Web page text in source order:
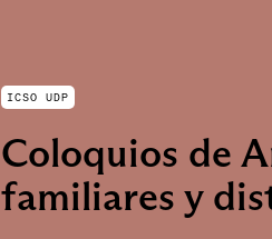
ICSO UDP
Coloquios de
familiares y